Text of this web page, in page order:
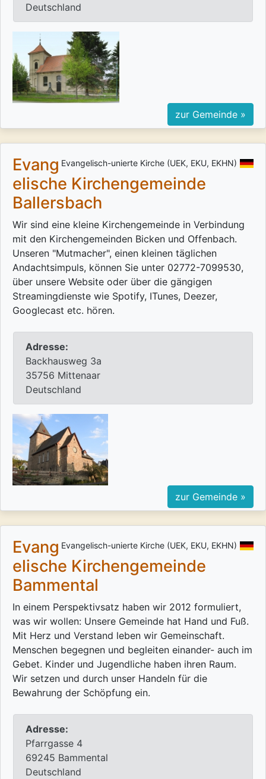
Deutschland
zur Gemeinde »
Evangelisch-unierte Kirche (UEK, EKU, EKHN)
Evang
elische Kirchengemeinde
Ballersbach
Wir sind eine kleine Kirchengemeinde in Verbindung
mit den Kirchengemeinden Bicken und Offenbach.
Unseren "Mutmacher", einen kleinen täglichen
Andachtsimpuls, können Sie unter 02772-7099530,
über unsere Website oder über die gängigen
Streamingdienste wie Spotify, ITunes, Deezer,
Googlecast etc. hören.
Adresse:
Backhausweg 3a
35756 Mittenaar
Deutschland
zur Gemeinde »
Evangelisch-unierte Kirche (UEK, EKU, EKHN)
Evang
elische Kirchengemeinde
Bammental
In einem Perspektivsatz haben wir 2012 formuliert,
was wir wollen: Unsere Gemeinde hat Hand und Fuß.
Mit Herz und Verstand leben wir Gemeinschaft.
Menschen begegnen und begleiten einander- auch im
Gebet. Kinder und Jugendliche haben ihren Raum.
Wir setzen und durch unser Handeln für die
Bewahrung der Schöpfung ein.
Adresse:
Pfarrgasse 4
69245 Bammental
Deutschland